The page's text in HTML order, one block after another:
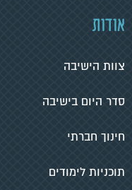
אודות
צוות הישיבה
סדר היום בישיבה
חינוך חברתי
תוכניות לימודים